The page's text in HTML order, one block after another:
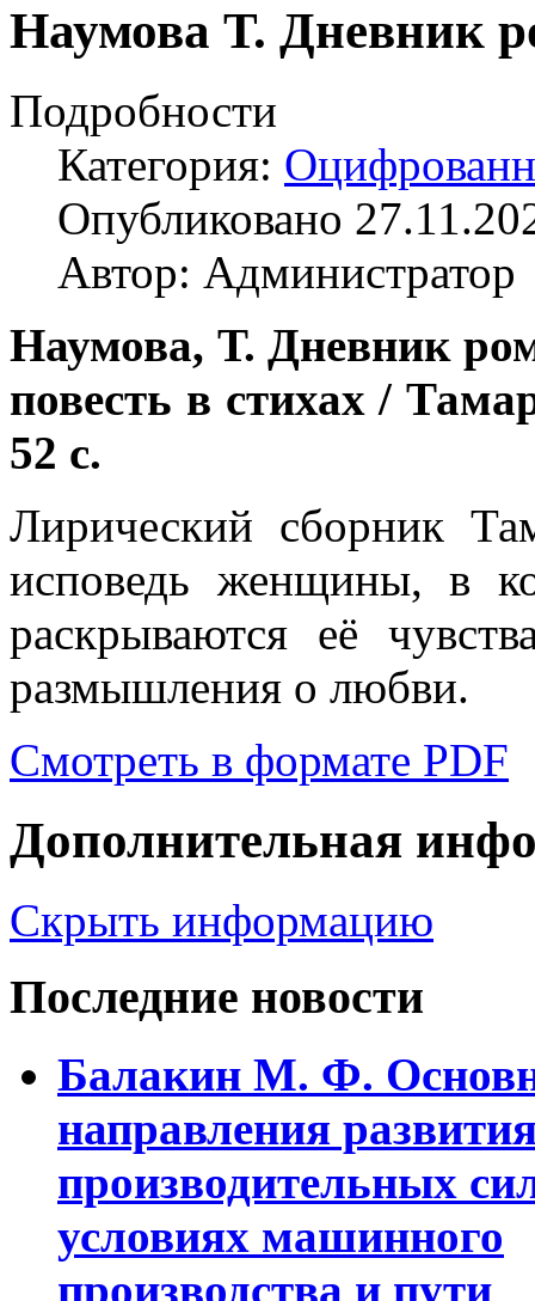
Наумова Т. Дневник
Подробности
Категория:
Опубликовано
Автор: Администратор
Наумова, Т. Дневник
повесть в стихах /
52 с.
Лирический сборник
исповедь женщины, в
раскрываются её
размышления о любви.
Смотреть в формате PDF
Дополнительная
Скрыть информацию
Последние новости
Балакин М. Ф.
напpавления
пpоизводительных
условиях машинного
пpоизводства и пути